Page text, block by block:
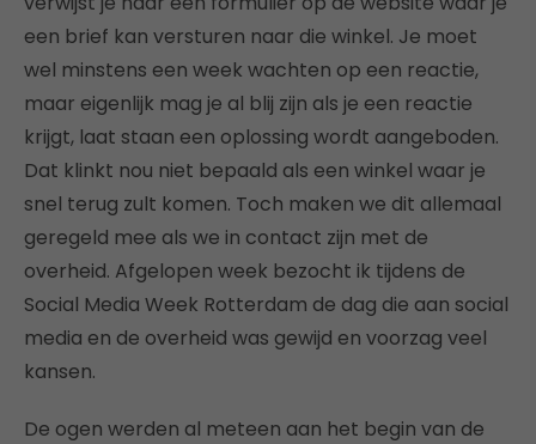
een brief kan versturen naar die winkel. Je moet
wel minstens een week wachten op een reactie,
maar eigenlijk mag je al blij zijn als je een reactie
krijgt, laat staan een oplossing wordt aangeboden.
Dat klinkt nou niet bepaald als een winkel waar je
snel terug zult komen. Toch maken we dit allemaal
geregeld mee als we in contact zijn met de
overheid. Afgelopen week bezocht ik tijdens de
Social Media Week Rotterdam de dag die aan social
media en de overheid was gewijd en voorzag veel
kansen.
De ogen werden al meteen aan het begin van de